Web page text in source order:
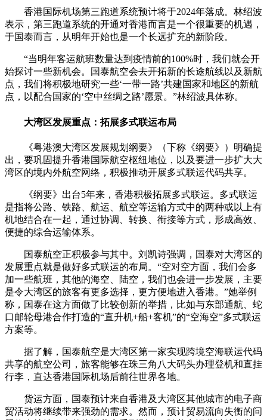
香港国际机场第三跑道系统预计将于2024年落成。林绍波
表示，第三跑道系统的开通对香港而言是一个很重要的机遇，
于国泰而言，从明年开始也是一个长远扩充的新阶段。
“当明年客运航班数量达到疫情前的100%时，我们就会开
始探讨一些新机会。国泰航空会去开拓新的长途航线以及新航
点，我们将积极地研究一些‘一带一路’共建国家和地区的新航
点，以配合国家的‘空中丝绸之路’愿景。”林绍波具体称。
大湾区发展重点：拓展多式联运布局
《粤港澳大湾区发展规划纲要》（下称《纲要》）明确提
出，要巩固提升香港国际航空枢纽地位，以及要进一步扩大大
湾区的境内外航空网络，积极推动开展多式联运代码共享。
《纲要》出台5年来，香港积极拓展多式联运。多式联运
是指将公路、铁路、航运、航空等运输方式中的两种或以上有
机地结合在一起，通过协调、转换、衔接等方式，形成高效、
便捷的综合运输体系。
国泰航空正积极参与其中。刘凯诗强调，国泰对大湾区的
发展重点就是做好多式联运的布局。“空对空方面，我们会多
加一些航班，其他的海空、陆空，我们也会进一步发展，主要
是令大湾区的旅客有更多选择，更方便地进入香港。”她举例
称，国泰在这方面做了比较创新的举措，比如与东部通航、蛇
口邮轮母港合作打造的“直升机+船+客机”的“空海空”多式联运
方案等。
据了解，国泰航空是大湾区第一家实现跨境空海联运代码
共享的航空公司，旅客能够在珠三角八大码头办理登机和直挂
行李，直达香港国际机场后前往世界各地。
货运方面，国泰预计来自香港及大湾区其他城市的电子商
贸活动将继续带来强劲的需求。然而，预计贸易流向失衡的问